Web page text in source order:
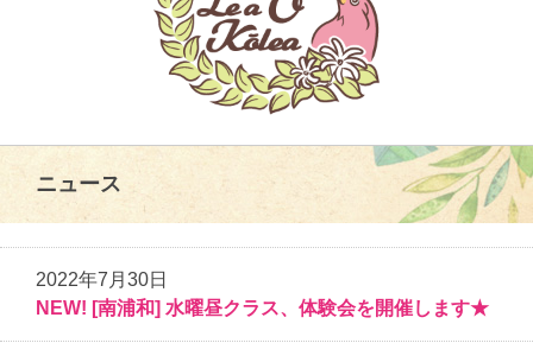
ニュース
2022年7月30日
NEW! [南浦和] 水曜昼クラス、体験会を開催します★